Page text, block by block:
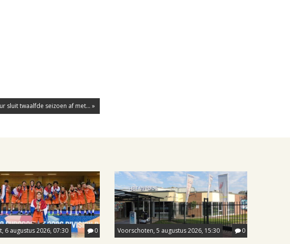
sluit twaalfde seizoen af met... »
6 augustus 2026, 07:30 0 Voorschoten, 5 augustus 2026, 15:30 0